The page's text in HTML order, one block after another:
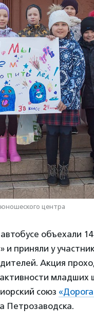
центра
объехали
приняли у
Акция
младших
союз
Петрозаводска.